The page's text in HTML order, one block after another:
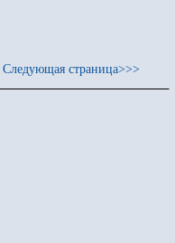
Следующая страница>>>